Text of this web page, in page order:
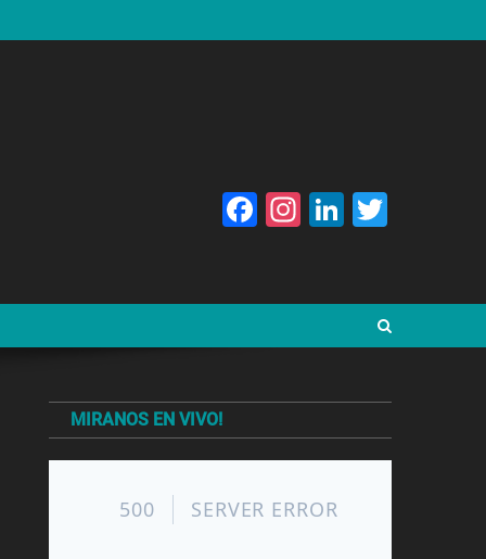
Facebook
Instagram
LinkedIn
MIRANOS EN VIVO!